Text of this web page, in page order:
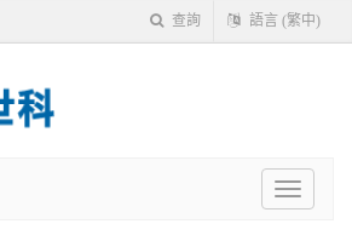
查詢 語言 (繁中)
Toggle